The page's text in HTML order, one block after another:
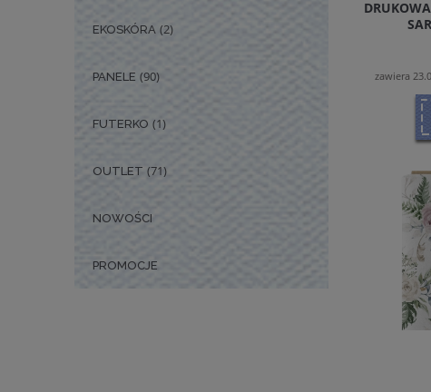
EKOSKÓRA (2)
PANELE (90)
FUTERKO (1)
OUTLET (71)
NOWOŚCI
PROMOCJE
zawiera